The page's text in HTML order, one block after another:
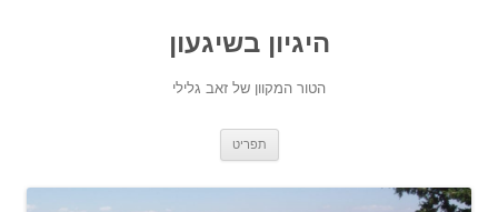
היגיון בשיגעון
הטור המקוון של זאב גלילי
תפריט